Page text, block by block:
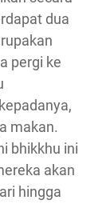
dua
pergi ke
makan.
bhikkhu ini
akan
hingga